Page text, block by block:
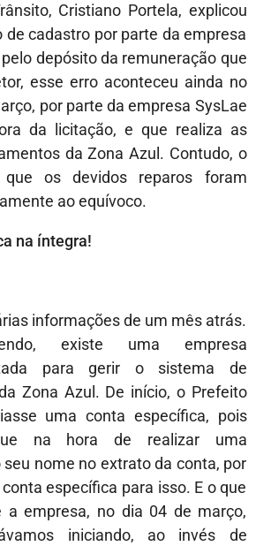
Cristiano Portela, explicou
de cadastro por parte da empresa
depósito da remuneração que
esse erro aconteceu ainda no
por parte da empresa SysLae
da licitação, e que realiza as
da Zona Azul. Contudo, o
que os devidos reparos foram
ao equívoco.
na íntegra!
informações de um mês atrás.
existe uma empresa
para gerir o sistema de
Zona Azul. De início, o Prefeito
uma conta específica, pois
na hora de realizar uma
nome no extrato da conta, por
específica para isso. E o que
a empresa, no dia 04 de março,
iniciando, ao invés de